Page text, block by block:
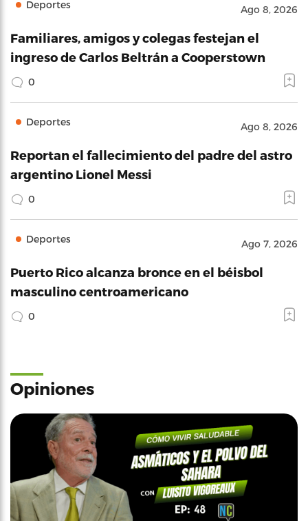
Deportes Ago 8, 2026
Familiares, amigos y colegas festejan el
ingreso de Carlos Beltrán a Cooperstown
0
Deportes Ago 8, 2026
Reportan el fallecimiento del padre del astro
argentino Lionel Messi
0
Deportes Ago 7, 2026
Puerto Rico alcanza bronce en el béisbol
masculino centroamericano
0
Opiniones